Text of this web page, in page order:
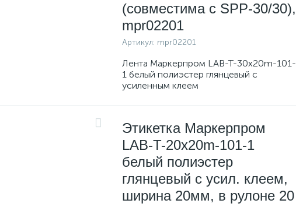
(совместима с SPP-30/30),
mpr02201
Артикул: mpr02201
Лента Маркерпром LAB-T-30x20m-101-
1 белый полиэстер глянцевый с
усиленным клеем
Этикетка Маркерпром
LAB-T-20x20m-101-1
белый полиэстер
глянцевый с усил. клеем,
ширина 20мм, в рулоне 20